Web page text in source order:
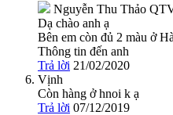
Nguyễn Thu Thảo
Dạ chào anh ạ
Bên em còn đủ 2 màu ở
Thông tin đến anh
Trả lời 21/02/2020
Vịnh
Còn hàng ở hnoi k ạ
Trả lời 07/12/2019